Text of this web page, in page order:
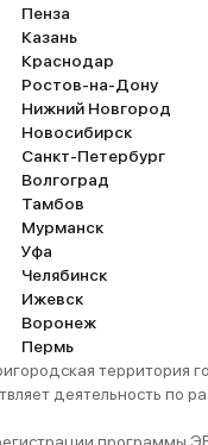
Пенза
Казань
Краснодар
Ростов-на-Дону
Нижний Новгород
Новосибирск
Санкт-Петербург
Волгоград
Тамбов
Мурманск
Уфа
Челябинск
Ижевск
Воронеж
Пермь
по